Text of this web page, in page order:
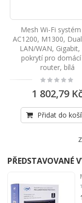
Mesh Wi-Fi
AC1200, M1300,
LAN/WAN, Gigabit,
pokrytí pro domácí
router, bílá
Rating:
0%
1 802,79
Přidat do
PŘEDSTAVOVANÉ